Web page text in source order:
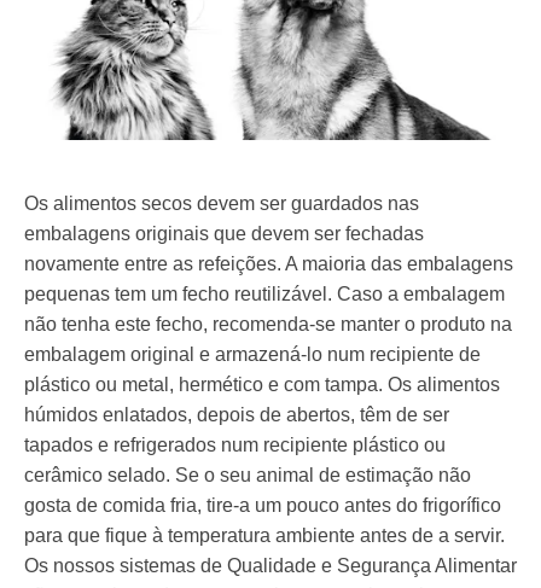
Os alimentos secos devem ser guardados nas
embalagens originais que devem ser fechadas
novamente entre as refeições. A maioria das embalagens
pequenas tem um fecho reutilizável. Caso a embalagem
não tenha este fecho, recomenda-se manter o produto na
embalagem original e armazená-lo num recipiente de
plástico ou metal, hermético e com tampa. Os alimentos
húmidos enlatados, depois de abertos, têm de ser
tapados e refrigerados num recipiente plástico ou
cerâmico selado. Se o seu animal de estimação não
gosta de comida fria, tire-a um pouco antes do frigorífico
para que fique à temperatura ambiente antes de a servir.
Os nossos sistemas de Qualidade e Segurança Alimentar